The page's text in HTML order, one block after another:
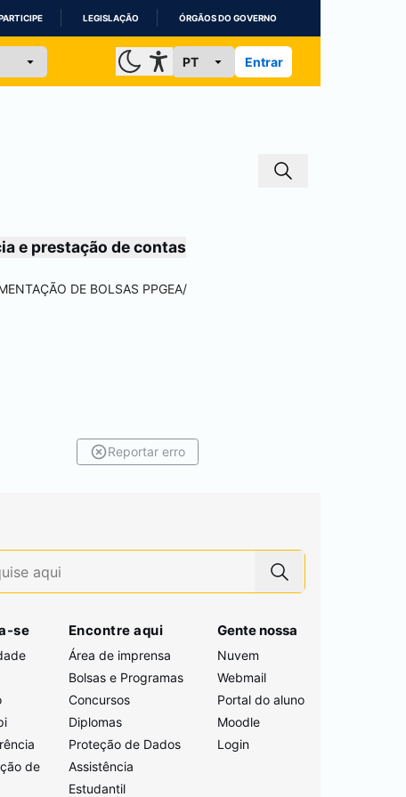
LEGISLAÇÃO ÓRGÃOS DO GOVERNO
Entrar
e prestação de contas
DE BOLSAS PPGEA/
Reportar erro
se
de
Encontre aqui
Área de imprensa
Bolsas e Programas
Concursos
Diplomas
Proteção de Dados
Assistência
Estudantil
Gente nossa
Nuvem
Webmail
Portal do aluno
Moodle
Login